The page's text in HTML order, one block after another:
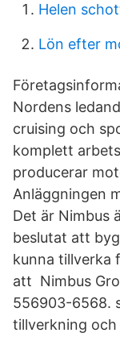
Helen
Lön efter
Nordens
cruising och
komplett
producerar
Anläggningen
Det är Nimbus
beslutat att
kunna tillverka
att Nimbus
556903-6568.
tillverkning